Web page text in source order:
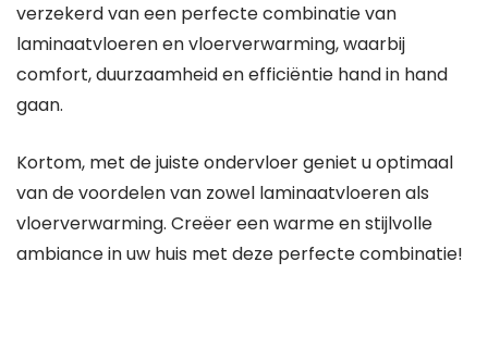
verzekerd van een perfecte combinatie van
laminaatvloeren en vloerverwarming, waarbij
comfort, duurzaamheid en efficiëntie hand in hand
gaan.
Kortom, met de juiste ondervloer geniet u optimaal
van de voordelen van zowel laminaatvloeren als
vloerverwarming. Creëer een warme en stijlvolle
ambiance in uw huis met deze perfecte combinatie!